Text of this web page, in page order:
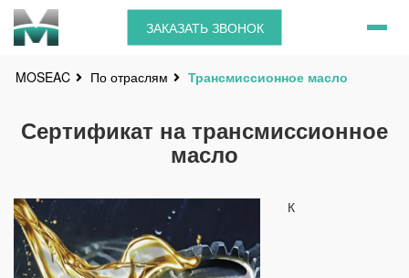
ЗАКАЗАТЬ ЗВОНОК
MOSEAC По отраслям Трансмиссионное масло
Сертификат на трансмиссионное
масло
К